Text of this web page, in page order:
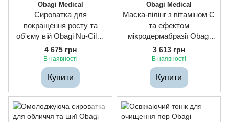
Obagi Medical
Сироватка для
покращення росту та
об'єму вій Obagi Nu-Cil™
Eyelash Enhancing Serum,
3ml
4 675 грн
В наявності
Купити
Obagi Medical
Маска-пілінг з вітаміном С
та ефектом
мікродермабразії Obagi
Professional-C Polish +
Mask 30%, 80g
3 613 грн
В наявності
Купити